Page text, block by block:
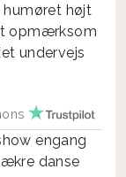
humøret højt
opmærksom
undervejs
engang
danse